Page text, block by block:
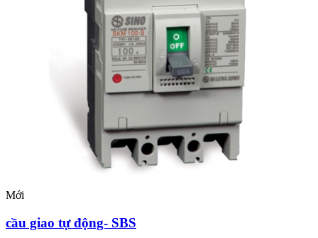
Mới
cầu giao tự động- SBS